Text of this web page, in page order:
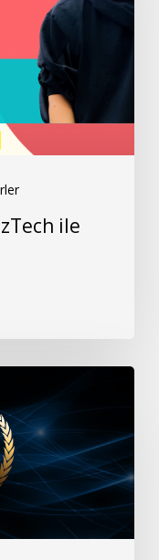
ile